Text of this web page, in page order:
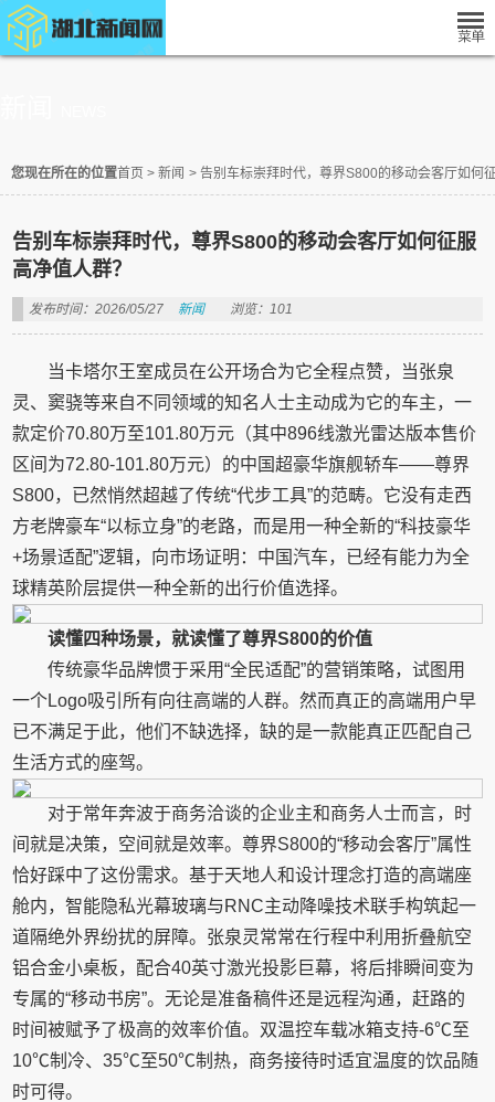
您现在所在的位置首页 > 新闻 > 告别车标崇拜时代，尊界S800的移动会客厅如何
告别车标崇拜时代，尊界S800的移动会客厅如何征服
高净值人群？
发布时间：2026/05/27 新闻 浏览：101
当卡塔尔王室成员在公开场合为它全程点赞，当张泉
灵、窦骁等来自不同领域的知名人士主动成为它的车主，一
款定价70.80万至101.80万元（其中896线激光雷达版本售价
区间为72.80-101.80万元）的中国超豪华旗舰轿车——尊界
S800，已然悄然超越了传统“代步工具”的范畴。它没有走西
方老牌豪车“以标立身”的老路，而是用一种全新的“科技豪华
+场景适配”逻辑，向市场证明：中国汽车，已经有能力为全
球精英阶层提供一种全新的出行价值选择。
读懂四种场景，就读懂了尊界S800的价值
传统豪华品牌惯于采用“全民适配”的营销策略，试图用
一个Logo吸引所有向往高端的人群。然而真正的高端用户早
已不满足于此，他们不缺选择，缺的是一款能真正匹配自己
生活方式的座驾。
对于常年奔波于商务洽谈的企业主和商务人士而言，时
间就是决策，空间就是效率。尊界S800的“移动会客厅”属性
恰好踩中了这份需求。基于天地人和设计理念打造的高端座
舱内，智能隐私光幕玻璃与RNC主动降噪技术联手构筑起一
道隔绝外界纷扰的屏障。张泉灵常常在行程中利用折叠航空
铝合金小桌板，配合40英寸激光投影巨幕，将后排瞬间变为
专属的“移动书房”。无论是准备稿件还是远程沟通，赶路的
时间被赋予了极高的效率价值。双温控车载冰箱支持-6℃至
10℃制冷、35℃至50℃制热，商务接待时适宜温度的饮品随
时可得。